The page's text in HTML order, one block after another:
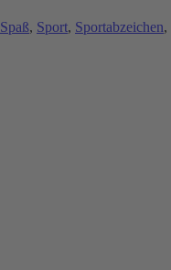
Spaß, Sport, Sportabzeichen,